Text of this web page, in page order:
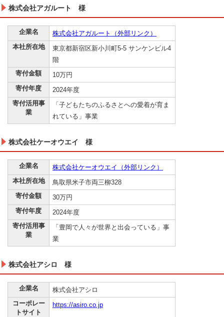
株式会社アガルート 様
企業名
株式会社アガルート（外部リンク）
本社所在地
東京都新宿区新小川町5-5 サンケンビル4
階
寄付金額
10万円
寄付年度
2024年度
寄付活用事
業
「子どもたちのふるさとへの愛着が育ま
れている」事業
株式会社ケーオウエイ 様
企業名
株式会社ケーオウエイ（外部リンク）
本社所在地
鳥取県米子市両三柳328
寄付金額
30万円
寄付年度
2024年度
寄付活用事
業
「豊岡で人々が世界と出会っている」事
業
株式会社アシロ 様
企業名
株式会社アシロ
コーポレー
トサイト
https://asiro.co.jp